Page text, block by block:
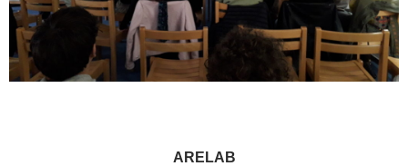
ARELAB